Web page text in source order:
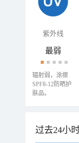
紫外线
最弱
辐射弱，涂擦
SPF8-12防晒护
肤品。
过去24小